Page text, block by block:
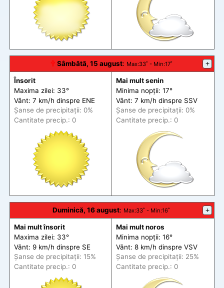
🕆 Sâmbătă, 15 august: Max:33˚ - Min:17˚ +
Însorit
Maxima zilei: 33°
Vânt: 7 km/h dinspre ENE
Șanse de precipitații: 0%
Cantitate precip.: 0
Mai mult senin
Minima nopții: 17°
Vânt: 7 km/h dinspre SSV
Șanse de precipitații: 0%
Cantitate precip.: 0
Duminică, 16 august: Max:33˚ - Min:16˚ +
Mai mult însorit
Maxima zilei: 33°
Vânt: 9 km/h dinspre SE
Șanse de precipitații: 15%
Cantitate precip.: 0
Mai mult noros
Minima nopții: 16°
Vânt: 8 km/h dinspre VSV
Șanse de precipitații: 25%
Cantitate precip.: 0